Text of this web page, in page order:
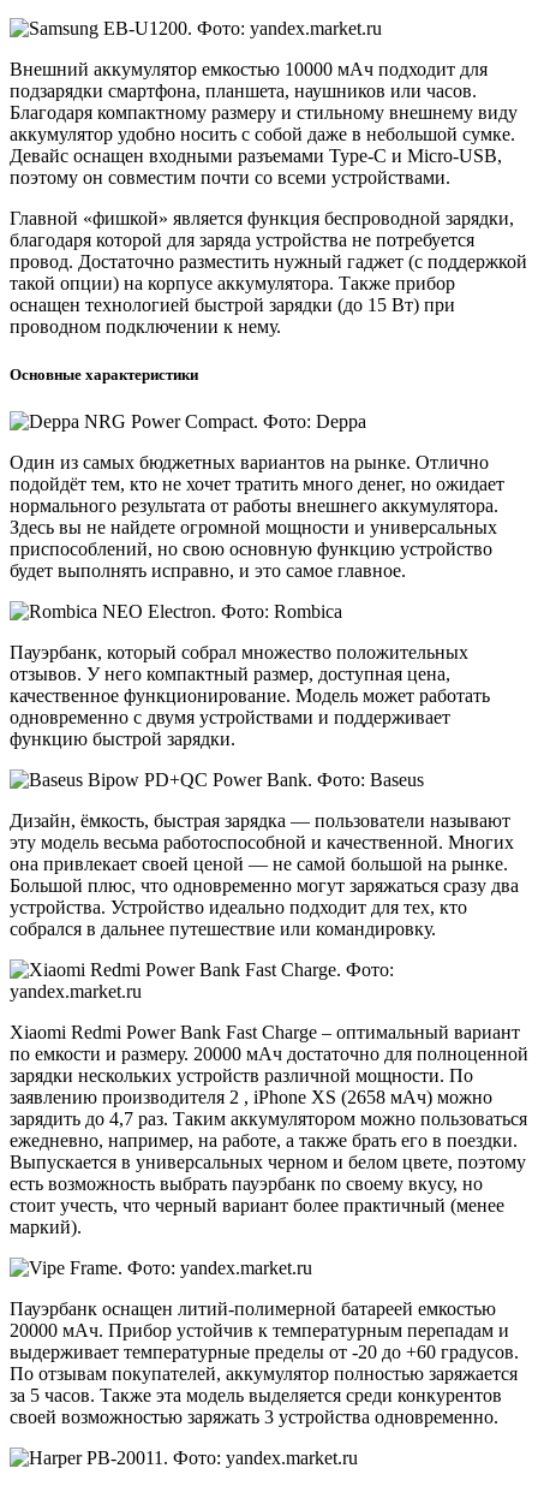
Внешний аккумулятор емкостью 10000 мАч подходит для
подзарядки смартфона, планшета, наушников или часов.
Благодаря компактному размеру и стильному внешнему виду
аккумулятор удобно носить с собой даже в небольшой сумке.
Девайс оснащен входными разъемами Type-C и Micro-USB,
поэтому он совместим почти со всеми устройствами.
Главной «фишкой» является функция беспроводной зарядки,
благодаря которой для заряда устройства не потребуется
провод. Достаточно разместить нужный гаджет (с поддержкой
такой опции) на корпусе аккумулятора. Также прибор
оснащен технологией быстрой зарядки (до 15 Вт) при
проводном подключении к нему.
Основные характеристики
Один из самых бюджетных вариантов на рынке. Отлично
подойдёт тем, кто не хочет тратить много денег, но ожидает
нормального результата от работы внешнего аккумулятора.
Здесь вы не найдете огромной мощности и универсальных
приспособлений, но свою основную функцию устройство
будет выполнять исправно, и это самое главное.
Пауэрбанк, который собрал множество положительных
отзывов. У него компактный размер, доступная цена,
качественное функционирование. Модель может работать
одновременно с двумя устройствами и поддерживает
функцию быстрой зарядки.
Дизайн, ёмкость, быстрая зарядка — пользователи называют
эту модель весьма работоспособной и качественной. Многих
она привлекает своей ценой — не самой большой на рынке.
Большой плюс, что одновременно могут заряжаться сразу два
устройства. Устройство идеально подходит для тех, кто
собрался в дальнее путешествие или командировку.
Xiaomi Redmi Power Bank Fast Charge – оптимальный вариант
по емкости и размеру. 20000 мАч достаточно для полноценной
зарядки нескольких устройств различной мощности. По
заявлению производителя 2 , iPhone XS (2658 мАч) можно
зарядить до 4,7 раз. Таким аккумулятором можно пользоваться
ежедневно, например, на работе, а также брать его в поездки.
Выпускается в универсальных черном и белом цвете, поэтому
есть возможность выбрать пауэрбанк по своему вкусу, но
стоит учесть, что черный вариант более практичный (менее
маркий).
Пауэрбанк оснащен литий-полимерной батареей емкостью
20000 мАч. Прибор устойчив к температурным перепадам и
выдерживает температурные пределы от -20 до +60 градусов.
По отзывам покупателей, аккумулятор полностью заряжается
за 5 часов. Также эта модель выделяется среди конкурентов
своей возможностью заряжать 3 устройства одновременно.